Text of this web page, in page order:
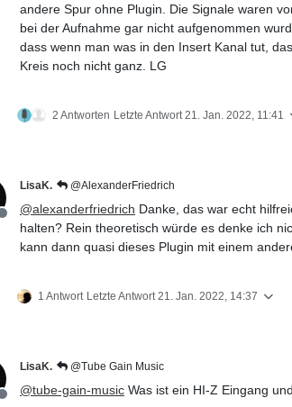
andere Spur ohne Plugin. Die Signale waren
bei der Aufnahme gar nicht aufgenommen
dass wenn man was in den Insert Kanal tut,
Kreis noch nicht ganz. LG
2 Antworten Letzte Antwort 21. Jan. 2022, 11:41
Offline
LisaK. @AlexanderFriedrich
@alexanderfriedrich Danke, das war echt
halten? Rein theoretisch würde es denke ich
kann dann quasi dieses Plugin mit einem
1 Antwort Letzte Antwort 21. Jan. 2022, 14:37
Offline
LisaK. @Tube Gain Music
@tube-gain-music Was ist ein HI-Z Eingang